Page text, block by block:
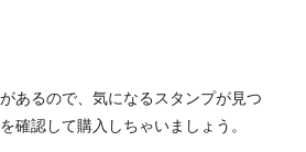
あるので、気になるスタンプが見つ
確認して購入しちゃいましょう。